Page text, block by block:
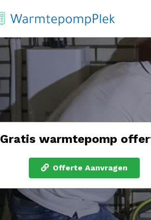
Gratis warmtepomp
Offerte Aanvragen